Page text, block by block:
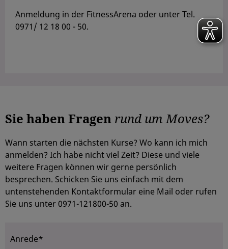
Anmeldung in der FitnessArena oder unter Tel.
0971/ 12 18 00 - 50.
Sie haben Fragen rund um Moves?
Wann starten die nächsten Kurse? Wo kann ich mich
anmelden? Ich habe nicht viel Zeit? Diese und viele
weitere Fragen können wir gerne persönlich
besprechen. Schicken Sie uns einfach mit dem
untenstehenden Kontaktformular eine Mail oder rufen
Sie uns unter 0971-121800-50 an.
Anrede*